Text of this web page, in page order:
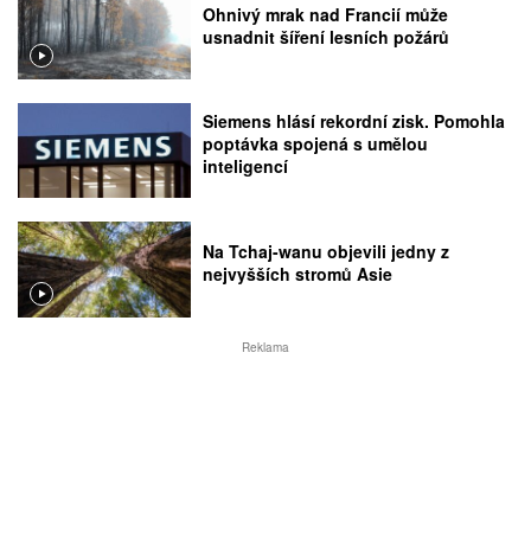
Ohnivý mrak nad Francií může
usnadnit šíření lesních požárů
Siemens hlásí rekordní zisk. Pomohla
poptávka spojená s umělou
inteligencí
Na Tchaj-wanu objevili jedny z
nejvyšších stromů Asie
Reklama